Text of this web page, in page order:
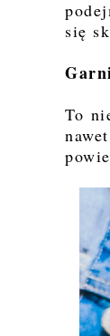
się
To